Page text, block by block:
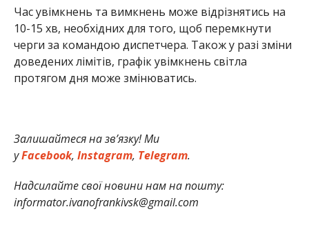
Час увімкнень та вимкнень може відрізнятись на
10-15 хв, необхідних для того, щоб перемкнути
черги за командою диспетчера. Також у разі зміни
доведених лімітів, графік увімкнень світла
протягом дня може змінюватись.
Залишайтеся на зв’язку! Ми
уFacebook, Instagram, Telegram.
Надсилайте свої новини нам на пошту:
informator.ivanofrankivsk@gmail.com